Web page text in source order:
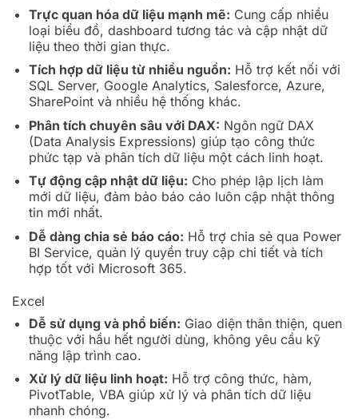
Trực quan hóa dữ liệu mạnh mẽ: Cung cấp nhiều
loại biểu đồ, dashboard tương tác và cập nhật dữ
liệu theo thời gian thực.
Tích hợp dữ liệu từ nhiều nguồn: Hỗ trợ kết nối với
SQL Server, Google Analytics, Salesforce, Azure,
SharePoint và nhiều hệ thống khác.
Phân tích chuyên sâu với DAX: Ngôn ngữ DAX
(Data Analysis Expressions) giúp tạo công thức
phức tạp và phân tích dữ liệu một cách linh hoạt.
Tự động cập nhật dữ liệu: Cho phép lập lịch làm
mới dữ liệu, đảm bảo báo cáo luôn cập nhật thông
tin mới nhất.
Dễ dàng chia sẻ báo cáo: Hỗ trợ chia sẻ qua Power
BI Service, quản lý quyền truy cập chi tiết và tích
hợp tốt với Microsoft 365.
Excel
Dễ sử dụng và phổ biến: Giao diện thân thiện, quen
thuộc với hầu hết người dùng, không yêu cầu kỹ
năng lập trình cao.
Xử lý dữ liệu linh hoạt: Hỗ trợ công thức, hàm,
PivotTable, VBA giúp xử lý và phân tích dữ liệu
nhanh chóng.